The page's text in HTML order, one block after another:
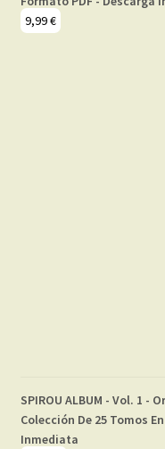
9,99€
SPIROU ALBUM - Vol. 1 -
Colección De 25 Tomos
Inmediata